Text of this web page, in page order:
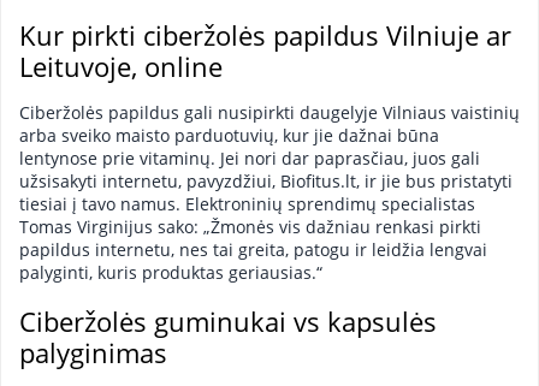
Kur pirkti ciberžolės papildus Vilniuje ar
Leituvoje, online
Ciberžolės papildus gali nusipirkti daugelyje Vilniaus vaistinių
arba sveiko maisto parduotuvių, kur jie dažnai būna
lentynose prie vitaminų. Jei nori dar paprasčiau, juos gali
užsisakyti internetu, pavyzdžiui, Biofitus.lt, ir jie bus pristatyti
tiesiai į tavo namus. Elektroninių sprendimų specialistas
Tomas Virginijus sako: „Žmonės vis dažniau renkasi pirkti
papildus internetu, nes tai greita, patogu ir leidžia lengvai
palyginti, kuris produktas geriausias.“
Ciberžolės guminukai vs kapsulės
palyginimas